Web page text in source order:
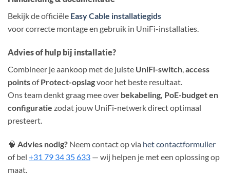
Bekijk de officiële Easy Cable installatiegids
voor correcte montage en gebruik in UniFi-installaties.
Advies of hulp bij installatie?
Combineer je aankoop met de juiste UniFi-switch,access
pointsofProtect-opslagvoor het beste resultaat.
Ons team denkt graag mee over bekabeling, PoE-budget en
configuratie zodat jouw UniFi-netwerk direct optimaal
presteert.
🧠 Advies nodig? Neem contact op via het contactformulier
of bel +31 79 34 35 633 — wij helpen je met een oplossing op
maat.